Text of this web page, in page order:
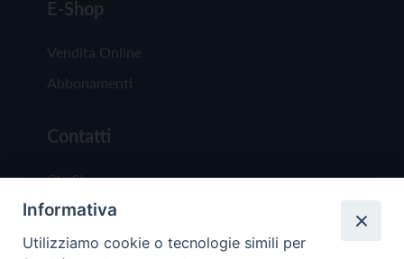
E-Shop
Vendita Online
Abbonamenti
Contatti
Chi Siamo
Redazione
Scrivici
Informativa
Utilizziamo cookie o tecnologie simili per